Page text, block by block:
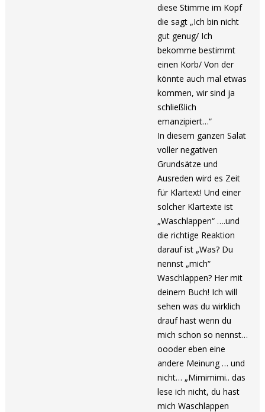
diese Stimme im Kopf
die sagt „Ich bin nicht
gut genug/ Ich
bekomme bestimmt
einen Korb/ Von der
könnte auch mal etwas
kommen, wir sind ja
schließlich
emanzipiert…“
In diesem ganzen Salat
voller negativen
Grundsätze und
Ausreden wird es Zeit
für Klartext! Und einer
solcher Klartexte ist
„Waschlappen“ ….und
die richtige Reaktion
darauf ist „Was? Du
nennst „mich“
Waschlappen? Her mit
deinem Buch! Ich will
sehen was du wirklich
drauf hast wenn du
mich schon so nennst…
oooder eben eine
andere Meinung … und
nicht… „Mimimimi.. das
lese ich nicht, du hast
mich Waschlappen